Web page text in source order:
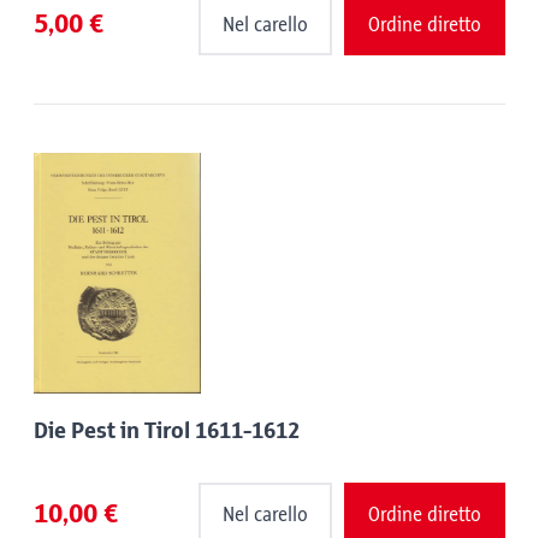
5,00 € Nel carello Ordine diretto
Die Pest in Tirol 1611-1612
10,00 € Nel carello Ordine diretto